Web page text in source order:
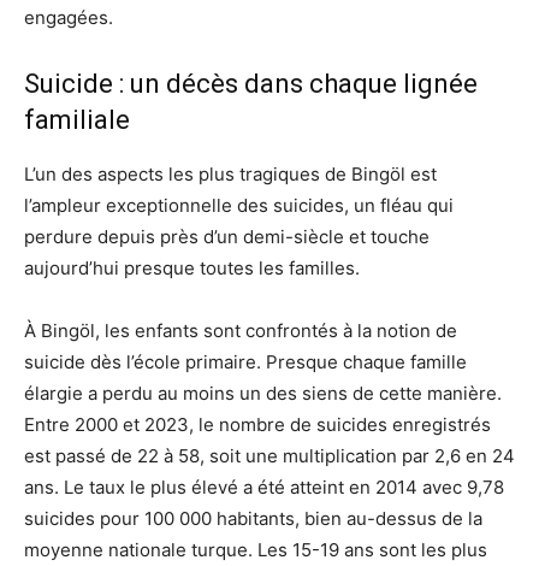
engagées.
Suicide : un décès dans chaque lignée
familiale
L’un des aspects les plus tragiques de Bingöl est
l’ampleur exceptionnelle des suicides, un fléau qui
perdure depuis près d’un demi-siècle et touche
aujourd’hui presque toutes les familles.
À Bingöl, les enfants sont confrontés à la notion de
suicide dès l’école primaire. Presque chaque famille
élargie a perdu au moins un des siens de cette manière.
Entre 2000 et 2023, le nombre de suicides enregistrés
est passé de 22 à 58, soit une multiplication par 2,6 en 24
ans. Le taux le plus élevé a été atteint en 2014 avec 9,78
suicides pour 100 000 habitants, bien au-dessus de la
moyenne nationale turque. Les 15-19 ans sont les plus